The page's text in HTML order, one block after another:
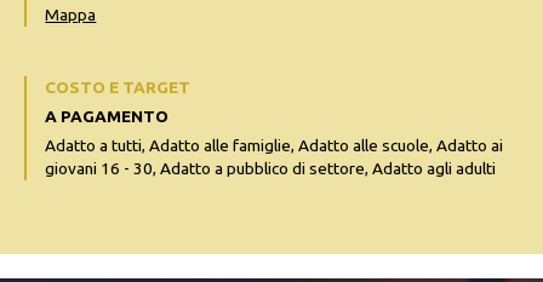
Mappa
COSTO E TARGET
A PAGAMENTO
Adatto a tutti, Adatto alle famiglie, Adatto alle scuole, Adatto ai
giovani 16 - 30, Adatto a pubblico di settore, Adatto agli adulti